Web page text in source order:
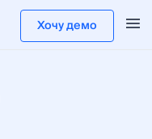
Хочу демо